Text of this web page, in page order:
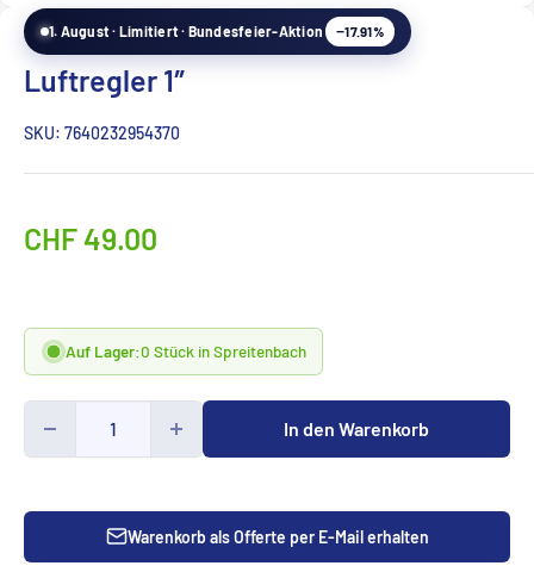
1. August · Limitiert · Bundesfeier-Aktion −17.91%
Luftregler 1″
SKU: 7640232954370
Sonderpreis
CHF 49.00
Auf Lager:0 Stück in Spreitenbach
In den Warenkorb
Warenkorb als Offerte per E-Mail erhalten